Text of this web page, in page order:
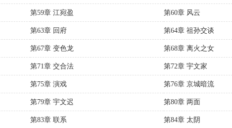
第59章 江宛盈 第60章 风云
第63章 回府 第64章 祖孙交谈
第67章 变色龙 第68章 离火之女
第71章 交合法 第72章 宇文家
第75章 演戏 第76章 京城暗流
第79章 宇文迟 第80章 两面
第83章 联系 第84章 太阴